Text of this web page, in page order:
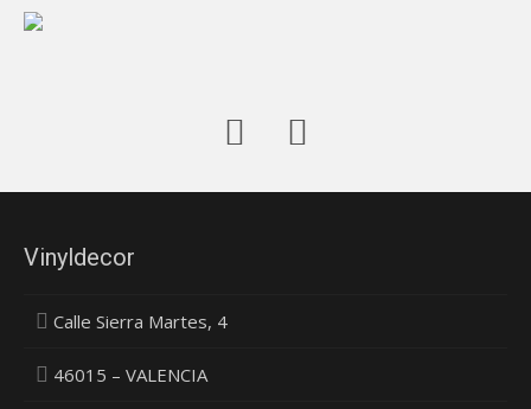
Vinyldecor
Calle Sierra Martes, 4
46015 – VALENCIA